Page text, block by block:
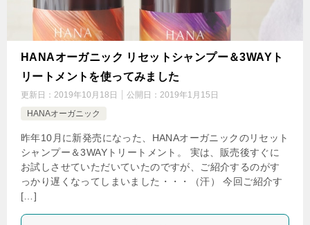
HANAオーガニック リセットシャンプー＆3WAYト
リートメントを使ってみました
更新日： 2019年10月18日 公開日： 2019年1月15日
HANAオーガニック
昨年10月に新発売になった、HANAオーガニックのリセット
シャンプー＆3WAYトリートメント。 実は、販売後すぐに
お試しさせていただいていたのですが、ご紹介するのがす
っかり遅くなってしまいました・・・（汗） 今回ご紹介す
[…]